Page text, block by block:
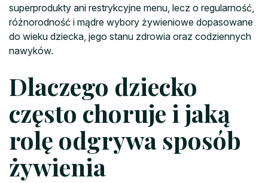
superprodukty ani restrykcyjne menu, lecz o regularność,
różnorodność i mądre wybory żywieniowe dopasowane
do wieku dziecka, jego stanu zdrowia oraz codziennych
nawyków.
Dlaczego dziecko
często choruje i jaką
rolę odgrywa sposób
żywienia